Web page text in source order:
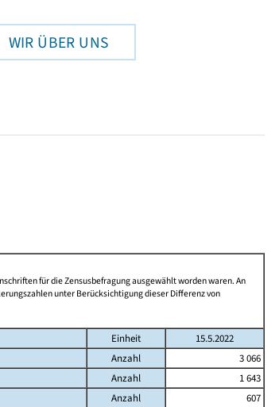
WIR ÜBER UNS
für die Zensusbefragung ausgewählt worden waren. An
unter Berücksichtigung dieser Differenz von
Einheit
15.5.2022
Anzahl
3 066
Anzahl
1 643
Anzahl
607